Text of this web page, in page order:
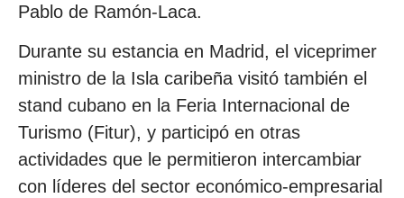
Pablo de Ramón-Laca.
Durante su estancia en Madrid, el viceprimer
ministro de la Isla caribeña visitó también el
stand cubano en la Feria Internacional de
Turismo (Fitur), y participó en otras
actividades que le permitieron intercambiar
con líderes del sector económico-empresarial